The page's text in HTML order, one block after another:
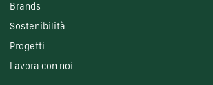
Brands
Sostenibilità
Progetti
Lavora con noi